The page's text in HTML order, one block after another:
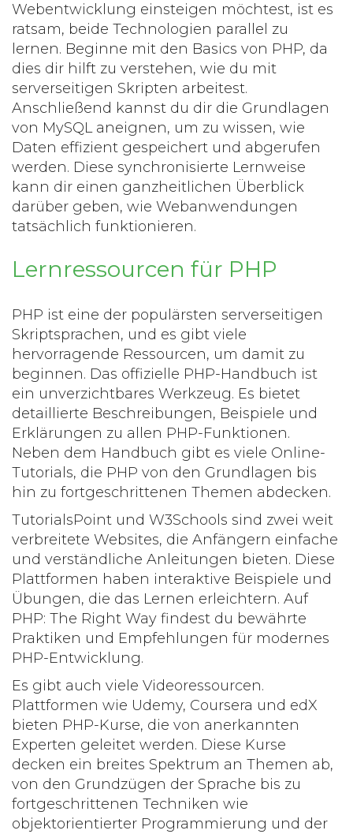
Webentwicklung einsteigen möchtest, ist es
ratsam, beide Technologien parallel zu
lernen. Beginne mit den Basics von PHP, da
dies dir hilft zu verstehen, wie du mit
serverseitigen Skripten arbeitest.
Anschließend kannst du dir die Grundlagen
von MySQL aneignen, um zu wissen, wie
Daten effizient gespeichert und abgerufen
werden. Diese synchronisierte Lernweise
kann dir einen ganzheitlichen Überblick
darüber geben, wie Webanwendungen
tatsächlich funktionieren.
Lernressourcen für PHP
PHP ist eine der populärsten serverseitigen
Skriptsprachen, und es gibt viele
hervorragende Ressourcen, um damit zu
beginnen. Das offizielle PHP-Handbuch ist
ein unverzichtbares Werkzeug. Es bietet
detaillierte Beschreibungen, Beispiele und
Erklärungen zu allen PHP-Funktionen.
Neben dem Handbuch gibt es viele Online-
Tutorials, die PHP von den Grundlagen bis
hin zu fortgeschrittenen Themen abdecken.
TutorialsPoint und W3Schools sind zwei weit
verbreitete Websites, die Anfängern einfache
und verständliche Anleitungen bieten. Diese
Plattformen haben interaktive Beispiele und
Übungen, die das Lernen erleichtern. Auf
PHP: The Right Way findest du bewährte
Praktiken und Empfehlungen für modernes
PHP-Entwicklung.
Es gibt auch viele Videoressourcen.
Plattformen wie Udemy, Coursera und edX
bieten PHP-Kurse, die von anerkannten
Experten geleitet werden. Diese Kurse
decken ein breites Spektrum an Themen ab,
von den Grundzügen der Sprache bis zu
fortgeschrittenen Techniken wie
objektorientierter Programmierung und der